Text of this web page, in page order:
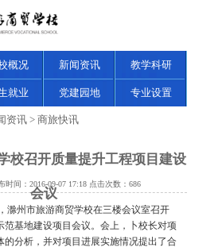
概况 新闻资讯 教学科研
就业 党建园地 专业设置
资讯 > 商旅快讯
校召开质量提升工程项目建设
会议
时间：2016-09-07 17:18 点击次数： 686
滁州市旅游商贸学校在三楼会议室召开
范基地建设项目会议。会上，卜校长对项
的分析，并对项目进展实施情况提出了合